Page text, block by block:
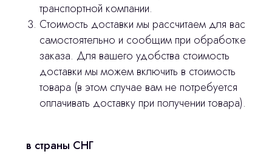
транспортной компании.
Стоимость доставки мы рассчитаем для вас
самостоятельно и сообщим при обработке
заказа. Для вашего удобства стоимость
доставки мы можем включить в стоимость
товара (в этом случае вам не потребуется
оплачивать доставку при получении товара).
в страны СНГ
Продукция
3D печать
Изготовление хирургических шаблонов
Оплата и доставка
Контакты